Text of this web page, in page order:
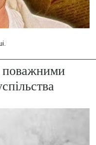
поважними